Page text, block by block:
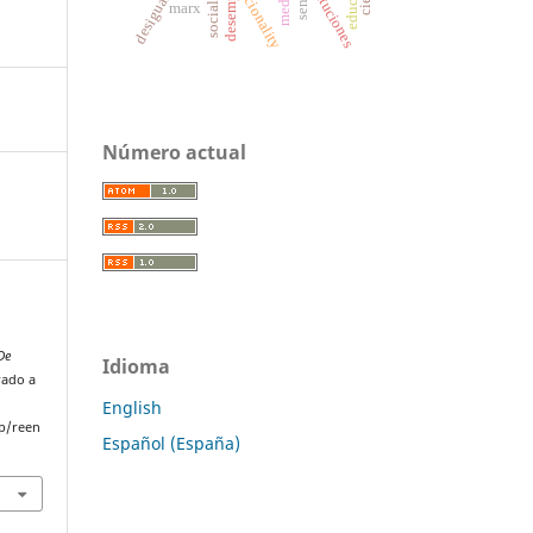
a
reen
racionality
marx
Número actual
Idioma
English
Español (España)